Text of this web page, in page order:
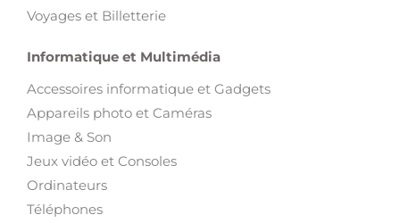
Voyages et Billetterie
Informatique et Multimédia
Accessoires informatique et Gadgets
Appareils photo et Caméras
Image & Son
Jeux vidéo et Consoles
Ordinateurs
Téléphones